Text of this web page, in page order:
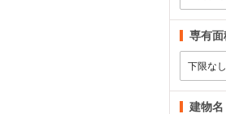
専有面
建物名